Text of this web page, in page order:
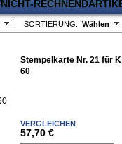
SORTIERUNG: Wählen
Stempelkarte Nr. 21 für K
60
VERGLEICHEN
57,70 €